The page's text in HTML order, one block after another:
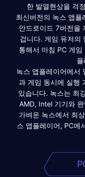
한 발열현상을 걱
최신버전의 녹스 앱
안드로이드 7버전을
겁니다. 게임 유저의
통해서 마침 PC 게
녹스 앱플레이어에서
과 게임 동시에 실행
있습니다. 녹스는 최
AMD, Intel 기기와
가벼운 녹스에서 최
스 앱플레이어, PC에